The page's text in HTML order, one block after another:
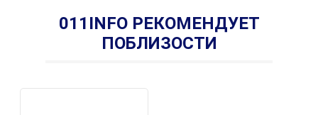
011INFO РЕКОМЕНДУЕТ
ПОБЛИЗОСТИ